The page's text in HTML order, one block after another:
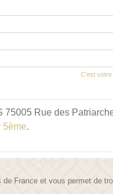
C'est
Rue des
5ème.
France et vous permet de